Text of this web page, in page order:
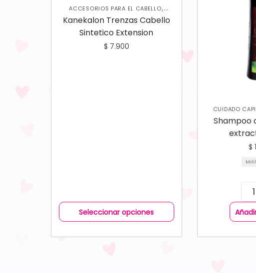
ACCESORIOS PARA EL CABELLO,
CUIDADO CAPILAR
Kanekalon Trenzas Cabello
Sintetico Extension
$ 7.900
Seleccionar opciones
CUIDADO
Shampoo
$